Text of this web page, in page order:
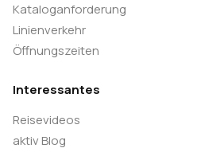
Kataloganforderung
Linienverkehr
Öffnungszeiten
Interessantes
Reisevideos
aktiv Blog